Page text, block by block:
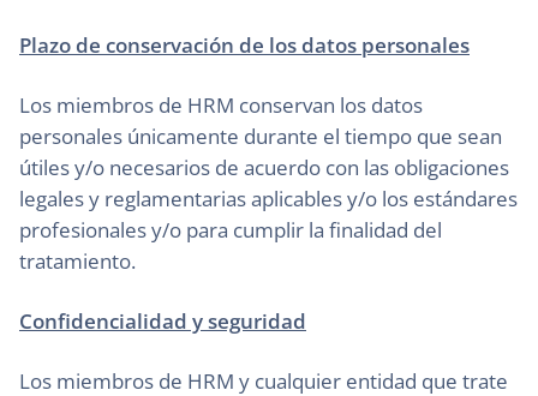
Plazo de conservación de los datos personales
Los miembros de HRM conservan los datos
personales únicamente durante el tiempo que sean
útiles y/o necesarios de acuerdo con las obligaciones
legales y reglamentarias aplicables y/o los estándares
profesionales y/o para cumplir la finalidad del
tratamiento.
Confidencialidad y seguridad
Los miembros de HRM y cualquier entidad que trate